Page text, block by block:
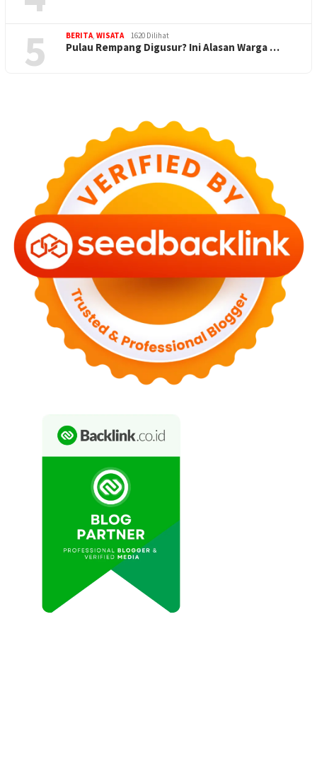
5
BERITA, WISATA 1620 Dilihat
Pulau Rempang Digusur? Ini Alasan Warga …